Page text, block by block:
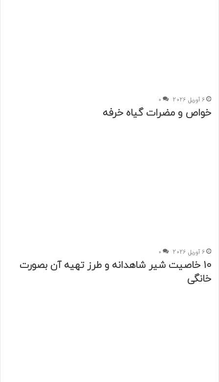
6 آوریل 2026 0
خواص و مضرات گیاه خرفه
6 آوریل 2026 0
10 خاصیت شیر شاهدانه و طرز تهیه آن بصورت
خانگی